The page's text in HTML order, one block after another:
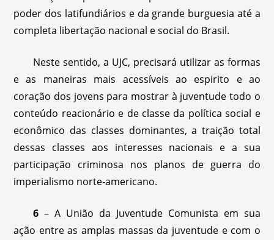
poder dos latifundiários e da grande burguesia até a
completa libertação nacional e social do Brasil.
Neste sentido, a UJC, precisará utilizar as formas
e as maneiras mais acessíveis ao espirito e ao
coração dos jovens para mostrar à juventude todo o
conteúdo reacionário e de classe da política social e
econômico das classes dominantes, a traição total
dessas classes aos interesses nacionais e a sua
participação criminosa nos planos de guerra do
imperialismo norte-americano.
6 – A União da Juventude Comunista em sua
ação entre as amplas massas da juventude e com o